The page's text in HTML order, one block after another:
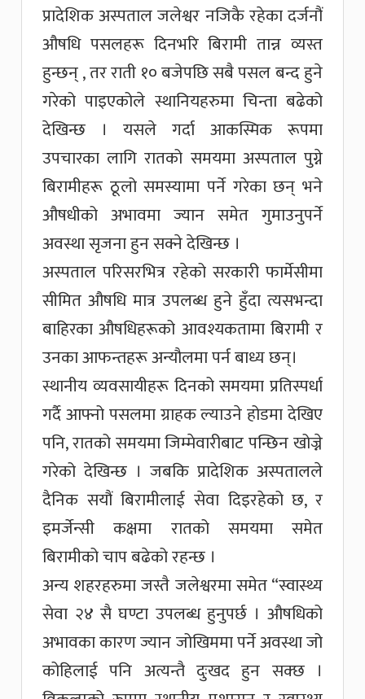
प्रादेशिक अस्पताल जलेश्वर नजिकै रहेका दर्जनौं
औषधि पसलहरू दिनभरि बिरामी तान्न व्यस्त
हुन्छन् , तर राती १० बजेपछि सबै पसल बन्द हुने
गरेको पाइएकोले स्थानियहरुमा चिन्ता बढेको
देखिन्छ । यसले गर्दा आकस्मिक रूपमा
उपचारका लागि रातको समयमा अस्पताल पुग्ने
बिरामीहरू ठूलो समस्यामा पर्ने गरेका छन् भने
औषधीको अभावमा ज्यान समेत गुमाउनुपर्ने
अवस्था सृजना हुन सक्ने देखिन्छ ।
अस्पताल परिसरभित्र रहेको सरकारी फार्मेसीमा
सीमित औषधि मात्र उपलब्ध हुने हुँदा त्यसभन्दा
बाहिरका औषधिहरूको आवश्यकतामा बिरामी र
उनका आफन्तहरू अन्यौलमा पर्न बाध्य छन्।
स्थानीय व्यवसायीहरू दिनको समयमा प्रतिस्पर्धा
गर्दै आफ्नो पसलमा ग्राहक ल्याउने होडमा देखिए
पनि, रातको समयमा जिम्मेवारीबाट पन्छिन खोज्ने
गरेको देखिन्छ । जबकि प्रादेशिक अस्पतालले
दैनिक सयौं बिरामीलाई सेवा दिइरहेको छ, र
इमर्जेन्सी कक्षमा रातको समयमा समेत
बिरामीको चाप बढेको रहन्छ ।
अन्य शहरहरुमा जस्तै जलेश्वरमा समेत “स्वास्थ्य
सेवा २४ सै घण्टा उपलब्ध हुनुपर्छ । औषधिको
अभावका कारण ज्यान जोखिममा पर्ने अवस्था जो
कोहिलाई पनि अत्यन्तै दुःखद हुन सक्छ ।